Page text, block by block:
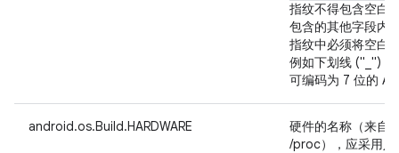
指纹不得包含空白
包含的其他字段内
指纹中必须将空白
例如下划线 ("_")
可编码为 7 位的
android.os.Build.HARDWARE
硬件的名称（来自
/proc），应采用人